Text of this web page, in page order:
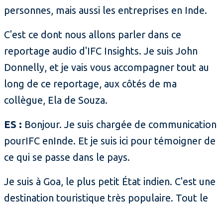
personnes, mais aussi les entreprises en Inde.
C'est ce dont nous allons parler dans ce
reportage audio d'IFC Insights. Je suis John
Donnelly, et je vais vous accompagner tout au
long de ce reportage, aux côtés de ma
collègue, Ela de Souza.
ES : Bonjour. Je suis chargée de communication
pourIFC enInde. Et je suis ici pour témoigner de
ce qui se passe dans le pays.
Je suis à Goa, le plus petit État indien. C'est une
destination touristique très populaire. Tout le